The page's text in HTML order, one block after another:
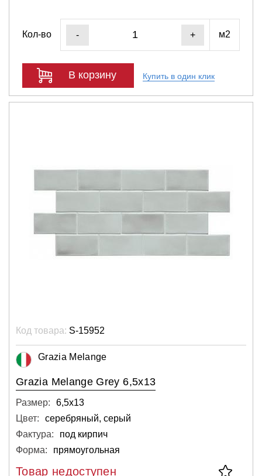
Кол-во - + м2
В корзину Купить в один клик
Код товара: S-15952
Grazia Melange
Grazia Melange Grey 6,5x13
Размер:
6,5х13
Цвет:
серебряный, серый
Фактура:
под кирпич
Форма:
прямоугольная
Товар недоступен